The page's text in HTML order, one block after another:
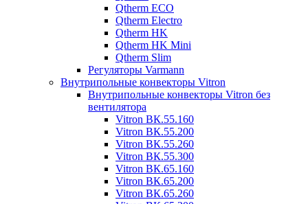
Qtherm ECO
Qtherm Electro
Qtherm HK
Qtherm HK Mini
Qtherm Slim
Регуляторы Varmann
Внутрипольные конвекторы Vitron
Внутрипольные конвекторы Vitron без
вентилятора
Vitron ВК.55.160
Vitron ВК.55.200
Vitron ВК.55.260
Vitron ВК.55.300
Vitron ВК.65.160
Vitron ВК.65.200
Vitron ВК.65.260